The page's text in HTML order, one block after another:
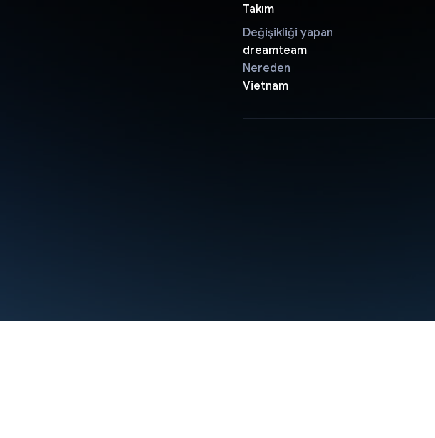
Takım
Değişikliği yapan
dreamteam
Nereden
Vietnam